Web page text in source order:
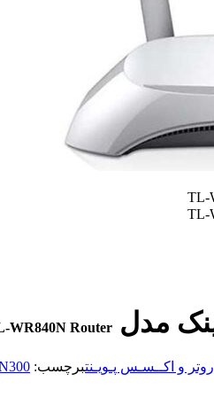
WR840N Router
روتر و اکــسـس پـویـنتبرچسب: